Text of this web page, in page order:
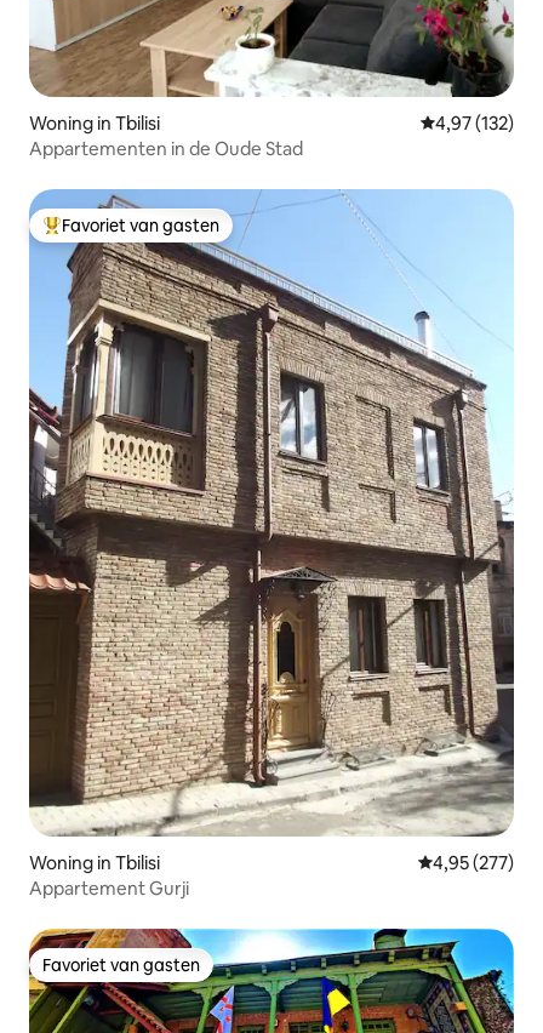
Woning in Tbilisi Gemiddelde
4,97 (132)
Appartementen in de Oude Stad
Topfavoriet van gasten
Favoriet van gasten
Woning in Tbilisi Gemiddelde
4,95 (277)
Appartement Gurji
Favoriet van gasten
Favoriet van gasten